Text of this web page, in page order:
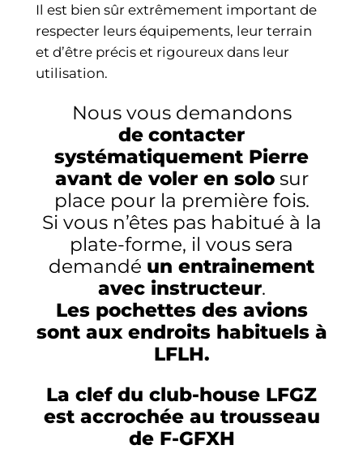
Il est bien sûr extrêmement important de
respecter leurs équipements, leur terrain
et d’être précis et rigoureux dans leur
utilisation.
Nous vous demandons
de contacter
systématiquement Pierre
avant de voler en solosur
place pour la première fois.
Si vous n’êtes pas habitué à la
plate-forme, il vous sera
demandé un entrainement
avec instructeur.
Les pochettes des avions
sont aux endroits habituels à
LFLH.
La clef du club-house LFGZ
est accrochée au trousseau
de F-GFXH